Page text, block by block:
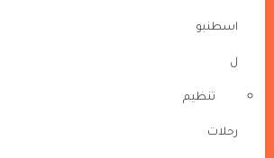
اسطنبو
ل
تنظيم
رحلات